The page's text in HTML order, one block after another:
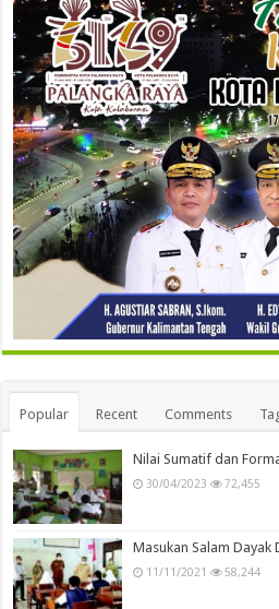
Popular Recent Comments
Nilai Sumatif dan
30/04/2023 72,455
Masukan Salam Dayak
11/11/2021 58,244